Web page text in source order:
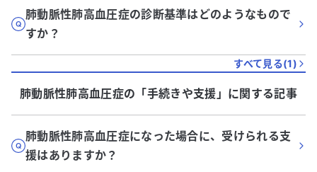
肺動脈性肺高血圧症の診断基準はどのようなもので
すか？
すべて見る(1)
肺動脈性肺高血圧症の「手続きや支援 」に関する記事
肺動脈性肺高血圧症になった場合に、受けられる支
援はありますか？